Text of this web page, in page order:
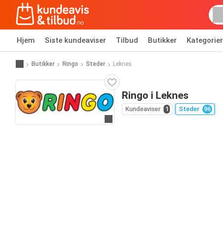
Hjem Siste kundeaviser Tilbud Butikker Kategorier
Butikker Ringo Steder Leknes
Ringo i Leknes
Kundeaviser 1 Steder 96